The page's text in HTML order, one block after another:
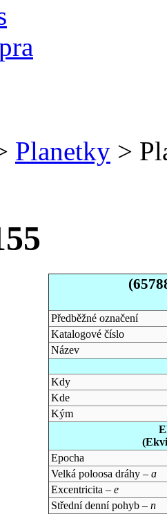
Planetky >
Předběžné označení
Katalogové číslo
Název
Kdy
Kde
Kým
Epocha
Velká poloosa dráhy – a
Excentricita – e
Střední denní pohyb – n